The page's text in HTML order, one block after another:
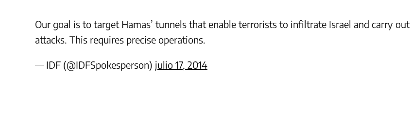
Our goal is to target Hamas’ tunnels that enable terrorists to infiltrate Israel and carry out
attacks. This requires precise operations.
— IDF (@IDFSpokesperson) julio 17, 2014